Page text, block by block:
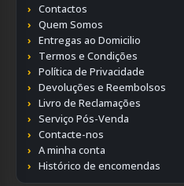
Contactos
Quem Somos
Entregas ao Domicilio
Termos e Condições
Política de Privacidade
Devoluções e Reembolsos
Livro de Reclamações
Serviço Pós-Venda
Contacte-nos
A minha conta
Histórico de encomendas